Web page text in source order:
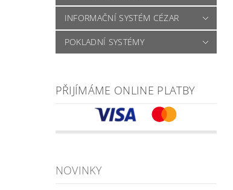
INFORMAČNÍ SYSTÉM CÉZAR
POKLADNÍ SYSTÉMY
PŘIJÍMÁME ONLINE PLATBY
NOVINKY